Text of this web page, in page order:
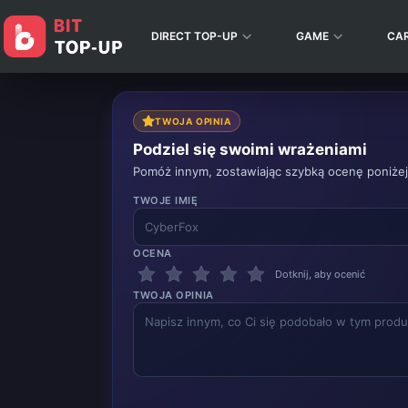
DIRECT TOP-UP GAME
TWOJA OPINIA
Podziel się swoimi wrażeniami
Pomóż innym, zostawiając szybką ocenę
TWOJE IMIĘ
OCENA
Dotknij, aby ocenić
TWOJA OPINIA